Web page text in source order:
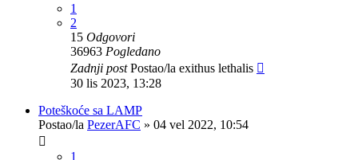
1
2
15 Odgovori
36963 Pogledano
Zadnji postPostao/la exithus lethalis
30 lis 2023, 13:28
Poteškoće sa LAMP
Postao/la PezerAFC » 04 vel 2022, 10:54
1